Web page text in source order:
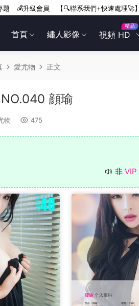
首頁 繡人影像 視頻 HD
精品
題 💰升級會員 【🔍聯系我們+快速處理🚀】
愛尤物 正文
顔瑜
物 475
非 VIP